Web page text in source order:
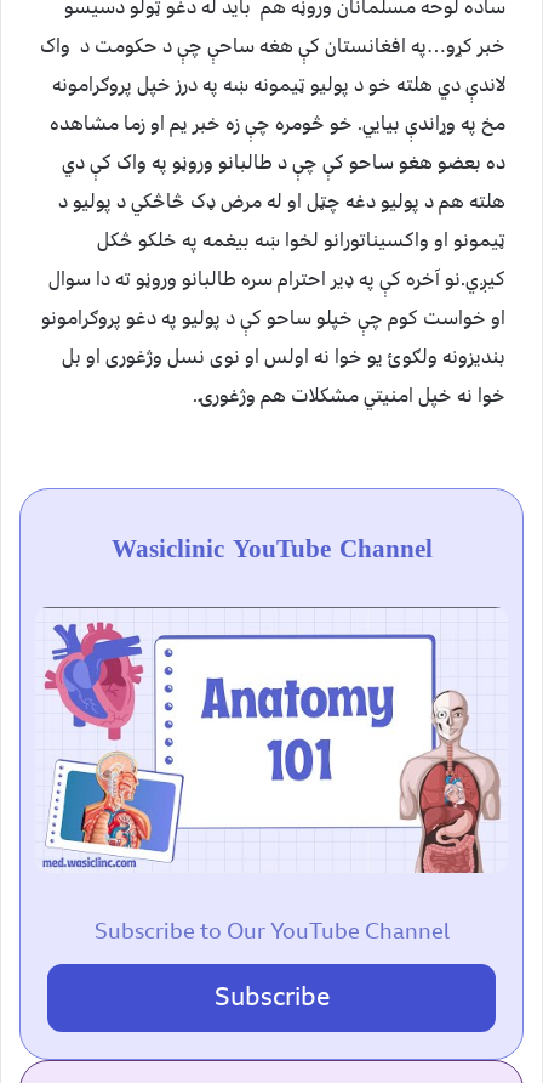
ساده لوحه مسلمانان وروڼه هم باید له دغو ټولو دسیسو
خبر کړو…په افغانستان کې هغه ساحې چې د حکومت د واک
لاندې دي هلته خو د پولیو ټیمونه ښه په درز خپل پروګرامونه
مخ په وړاندې بیایي. خو څومره چې زه خبر یم او زما مشاهده
ده بعضو هغو ساحو کې چې د طالبانو وروڼو په واک کې دي
هلته هم د پولیو دغه چټل او له مرض ډک څاڅکي د پولیو د
ټیمونو او واکسیناتورانو لخوا ښه بیغمه په خلکو څکل
کیږي.نو آخره کې په ډیر احترام سره طالبانو وروڼو ته دا سوال
او خواست کوم چې خپلو ساحو کې د پولیو په دغو پروګرامونو
بندیزونه ولګوئ یو خوا نه اولس او نوی نسل وژغوری او بل
خوا نه خپل امنیتي مشکلات هم وژغورۍ.
Wasiclinic YouTube Channel
Subscribe to Our YouTube Channel
Subscribe